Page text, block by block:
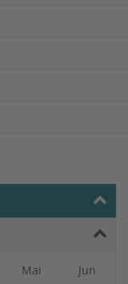
Mai Jun